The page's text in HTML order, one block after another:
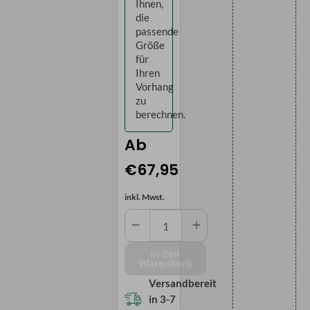
die
passende
Größe
für
Ihren
Vorhang
zu
berechnen.
Ab
€67,95
Blickdichter
Vorhang
-